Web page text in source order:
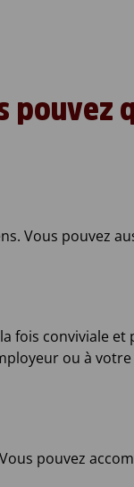
pouvez
Vous pouvez
fois conviviale
ou à
pouvez